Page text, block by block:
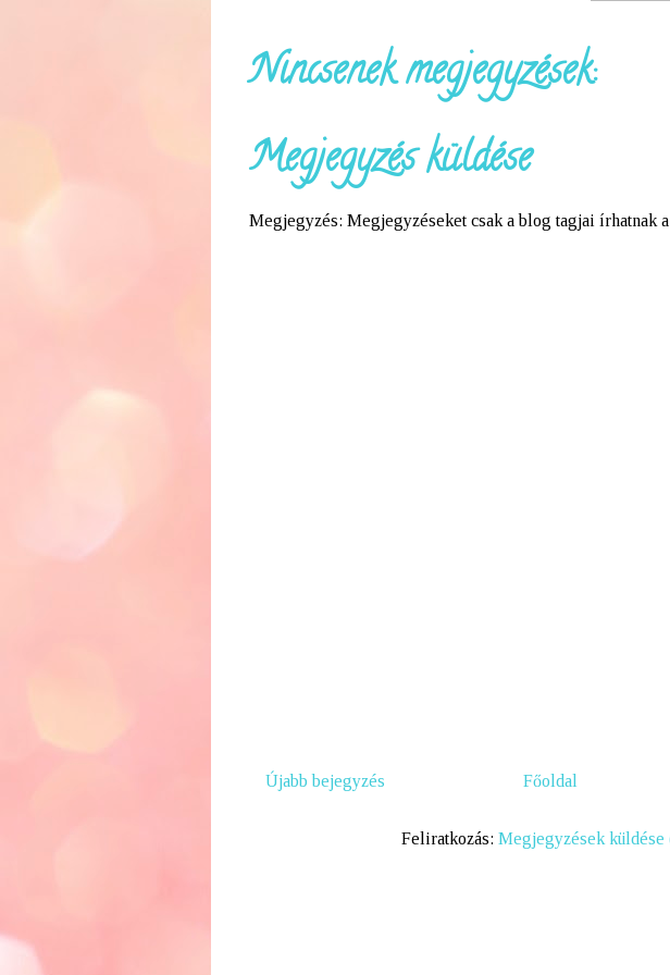
Nincsenek megjegyzések:
Megjegyzés küldése
Megjegyzés: Megjegyzéseket csak a blog tagjai írhatnak
Újabb bejegyzés Főoldal
Feliratkozás: Megjegyzések küldése